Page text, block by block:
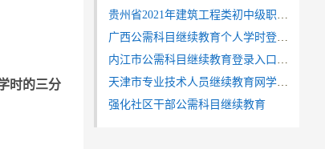
时的三分
贵州省2021年建筑工程类初中级职称考试通知安排
广西公需科目继续教育个人学时登记操作流程
内江市公需科目继续教育登录入口网址(2023年打印证书)
天津市专业技术人员继续教育网学习流程
强化社区干部公需科目继续教育